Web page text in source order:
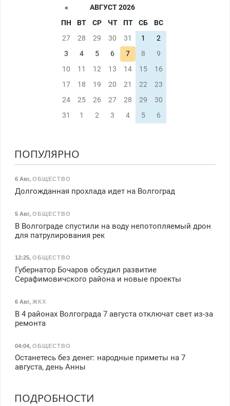
«
АВГУСТ 2026
ПН
ВТ СР ЧТ ПТ СБ
ВС
27
28 29 30 31 1
2
3
4 5 6 7 8
9
10
11 12 13 14 15
16
17
18 19 20 21 22
23
24
25 26 27 28 29
30
31
1 2 3 4 5 6
ПОПУЛЯРНО
6 Авг, ОБЩЕСТВО
Долгожданная прохлада идет на Волгоград
5 Авг, ОБЩЕСТВО
В Волгограде спустили на воду непотопляемый дрон
для патрулирования рек
12:25, ОБЩЕСТВО
Губернатор Бочаров обсудил развитие
Серафимовичского района и новые проекты
6 Авг, ЖКХ
В 4 районах Волгограда 7 августа отключат свет из-за
ремонта
04:04, ОБЩЕСТВО
Останетесь без денег: народные приметы на 7
августа, день Анны
ПОДРОБНОСТИ